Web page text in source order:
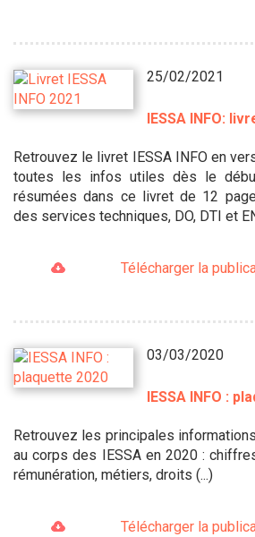
25/02/2021
IESSA INFO:
Retrouvez le livret IESSA INFO en
toutes les infos utiles dès le
résumées dans ce livret de 12
des services techniques, DO, DTI et
Télécharger la
03/03/2020
IESSA INFO :
Retrouvez les principales
au corps des IESSA en 2020 :
rémunération, métiers, droits (...)
Télécharger la